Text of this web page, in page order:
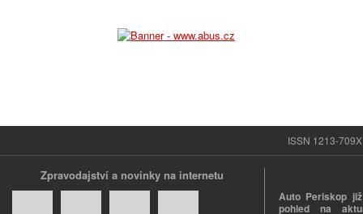
ISSN 1213-
Zpravodajství a novinky na internetu
Auto Periskop
pohled na